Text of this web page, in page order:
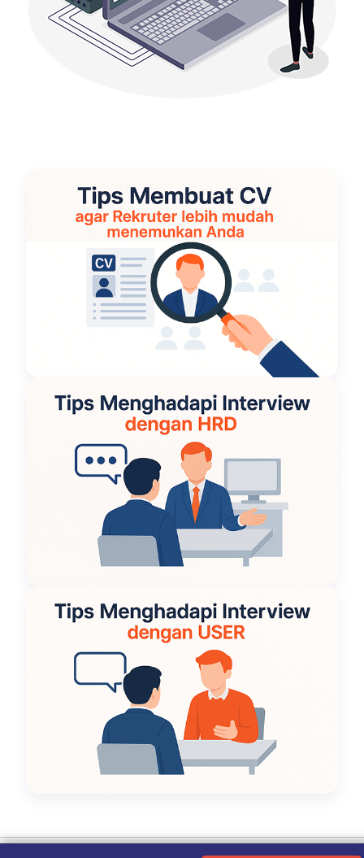
Kebijakan Privasi|Tentang Kami|